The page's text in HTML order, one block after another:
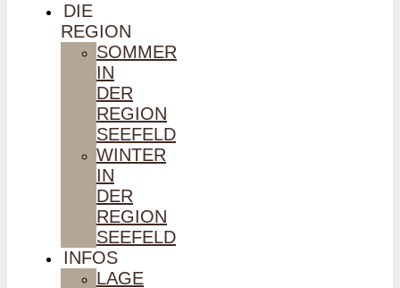
DIE
REGION
SOMMER
IN
DER
REGION
SEEFELD
WINTER
IN
DER
REGION
SEEFELD
INFOS
LAGE